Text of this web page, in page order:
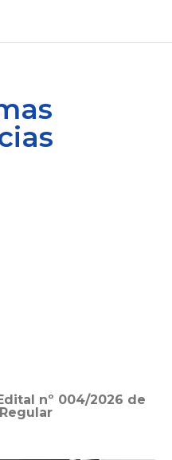
nº 004/2026 de